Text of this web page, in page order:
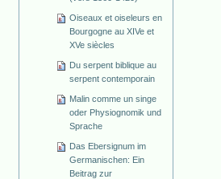
Oiseaux et oiseleurs en
Bourgogne au XIVe et
XVe siècles
Du serpent biblique au
serpent contemporain
Malin comme un singe
oder Physiognomik und
Sprache
Das Ebersignum im
Germanischen: Ein
Beitrag zur